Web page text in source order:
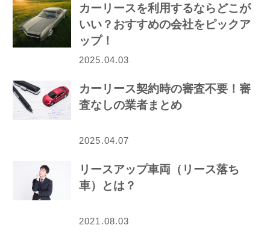
カーリースを利用するならどこが
いい？おすすめの会社をピックア
ップ！
2025.04.03
カーリース契約時の審査不要！審
査なしの業者まとめ
2025.04.07
リースアップ車両（リース落ち
車）とは？
2021.08.03